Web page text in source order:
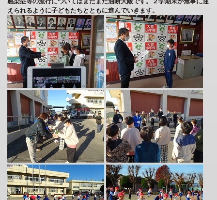
えられるように子どもたちとともに進んでいきます。